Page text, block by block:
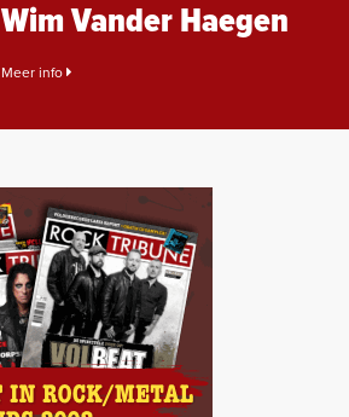
Wim Vander Haegen
Meer info